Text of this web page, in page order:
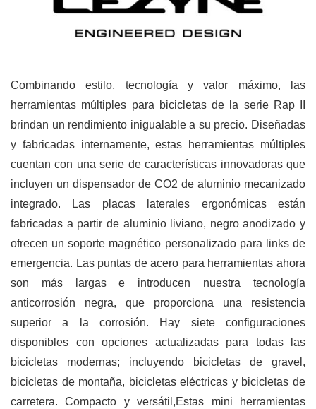
Combinando estilo, tecnología y valor máximo, las
herramientas múltiples para bicicletas de la serie Rap II
brindan un rendimiento inigualable a su precio. Diseñadas
y fabricadas internamente, estas herramientas múltiples
cuentan con una serie de características innovadoras que
incluyen un dispensador de CO2 de aluminio mecanizado
integrado. Las placas laterales ergonómicas están
fabricadas a partir de aluminio liviano, negro anodizado y
ofrecen un soporte magnético personalizado para links de
emergencia. Las puntas de acero para herramientas ahora
son más largas e introducen nuestra tecnología
anticorrosión negra, que proporciona una resistencia
superior a la corrosión. Hay siete configuraciones
disponibles con opciones actualizadas para todas las
bicicletas modernas; incluyendo bicicletas de gravel,
bicicletas de montaña, bicicletas eléctricas y bicicletas de
carretera. Compacto y versátil,Estas mini herramientas